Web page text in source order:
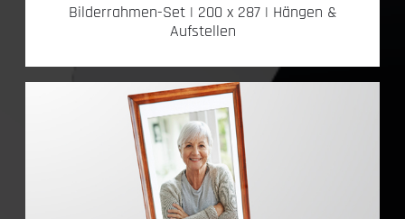
Bilderrahmen-Set | 200 x 287 | Hängen &
Aufstellen